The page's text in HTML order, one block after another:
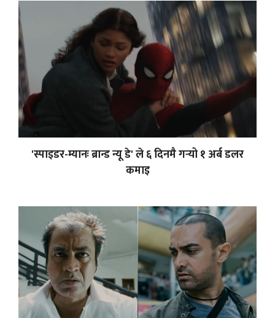
'स्पाइडर-म्यानः ब्रान्ड न्यू डे' ले ६ दिनमै गर्‍यो १ अर्ब डलर
कमाइ